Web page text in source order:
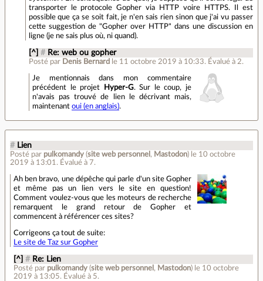
transporter le protocole Gopher via HTTP voire HTTPS. Il est
possible que ça se soit fait, je n'en sais rien sinon que j'ai vu passer
cette suggestion de "Gopher over HTTP" dans une discussion en
ligne (je ne sais plus où, ni quand).
[^] # Re: web ou gopher
Posté par Denis Bernard le 11 octobre 2019 à 10:33. Évalué à 2.
Je mentionnais dans mon commentaire
précédent le projet
Hyper-G. Sur le coup, je
n'avais pas trouvé de lien le décrivant mais,
maintenant oui (en anglais).
# Lien
Posté par pulkomandy (site web personnel , Mastodon) le 10 octobre
2019 à 13:01 . Évalué à 7.
Ah ben bravo, une dépêche qui parle d'un site Gopher
et même pas un lien vers le site en question!
Comment voulez-vous que les moteurs de recherche
remarquent le grand retour de Gopher et
commencent à référencer ces sites?
Corrigeons ça tout de suite:
Le site de Taz sur Gopher
[^] # Re: Lien
Posté par pulkomandy (site web personnel , Mastodon) le 10 octobre
2019 à 13:05. Évalué à 5.